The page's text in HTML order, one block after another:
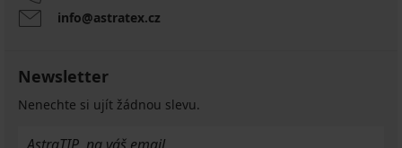
info@astratex.cz
Newsletter
Nenechte si ujít žádnou slevu.